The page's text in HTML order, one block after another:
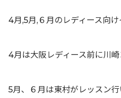
4月,5月,６月のレディース向
4月は大阪レディース前に川
5月、６月は東村がレッスン